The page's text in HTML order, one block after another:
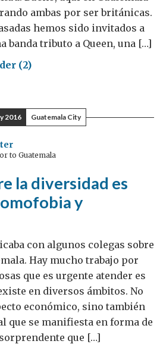
ambas por ser británicas.
hemos sido invitados a
banda tributo a Queen, una […]
(2)
2016 Guatemala City
to Guatemala
la diversidad es
y
con algunos colegas sobre
Hay mucho trabajo por
que es urgente atender es
en diversos ámbitos. No
económico, sino también
que se manifiesta en forma de
que […]